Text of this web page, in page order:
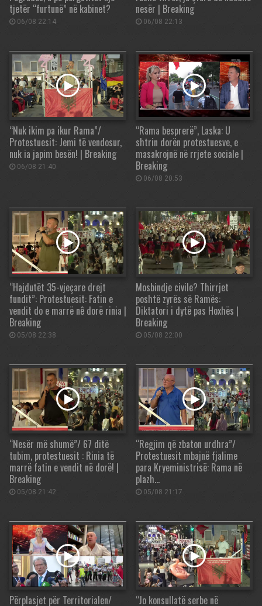
tjetër “furtunë” në kabinet?
06/08 22:14
nesër | Breaking
06/08 22:13
“Nuk ikim pa ikur Rama”/
Protestuesit: Jemi të vendosur,
nuk ia japim besën! | Breaking
06/08 21:40
“Rama besprerë”, Laska: U
shtrin dorën protestuesve, e
masakrojnë në rrjete sociale |
Breaking
06/08 20:53
“Hajdutët 35-vjeçare drejt
fundit”: Protestuesit: Fatin e
vendit do e marrë nê dorë rinia |
Breaking
05/08 22:38
Mosbindje civile? Thirrjet
poshtë zyrës së Ramës:
Diktatori i dytë pas Hoxhës |
Breaking
05/08 22:00
“Nesër më shumë”/ 67 ditë
tubim, protestuesit : Rinia të
marrë fatin e vendit në dorë! |
Breaking
05/08 21:42
“Regjim që zbaton urdhra”/
Protestuesit mbajnë fjalime
para Kryeministrisë: Rama në
plazh…
05/08 21:17
Përplasjet për Territorialen/
“Jo konsullatë serbe në